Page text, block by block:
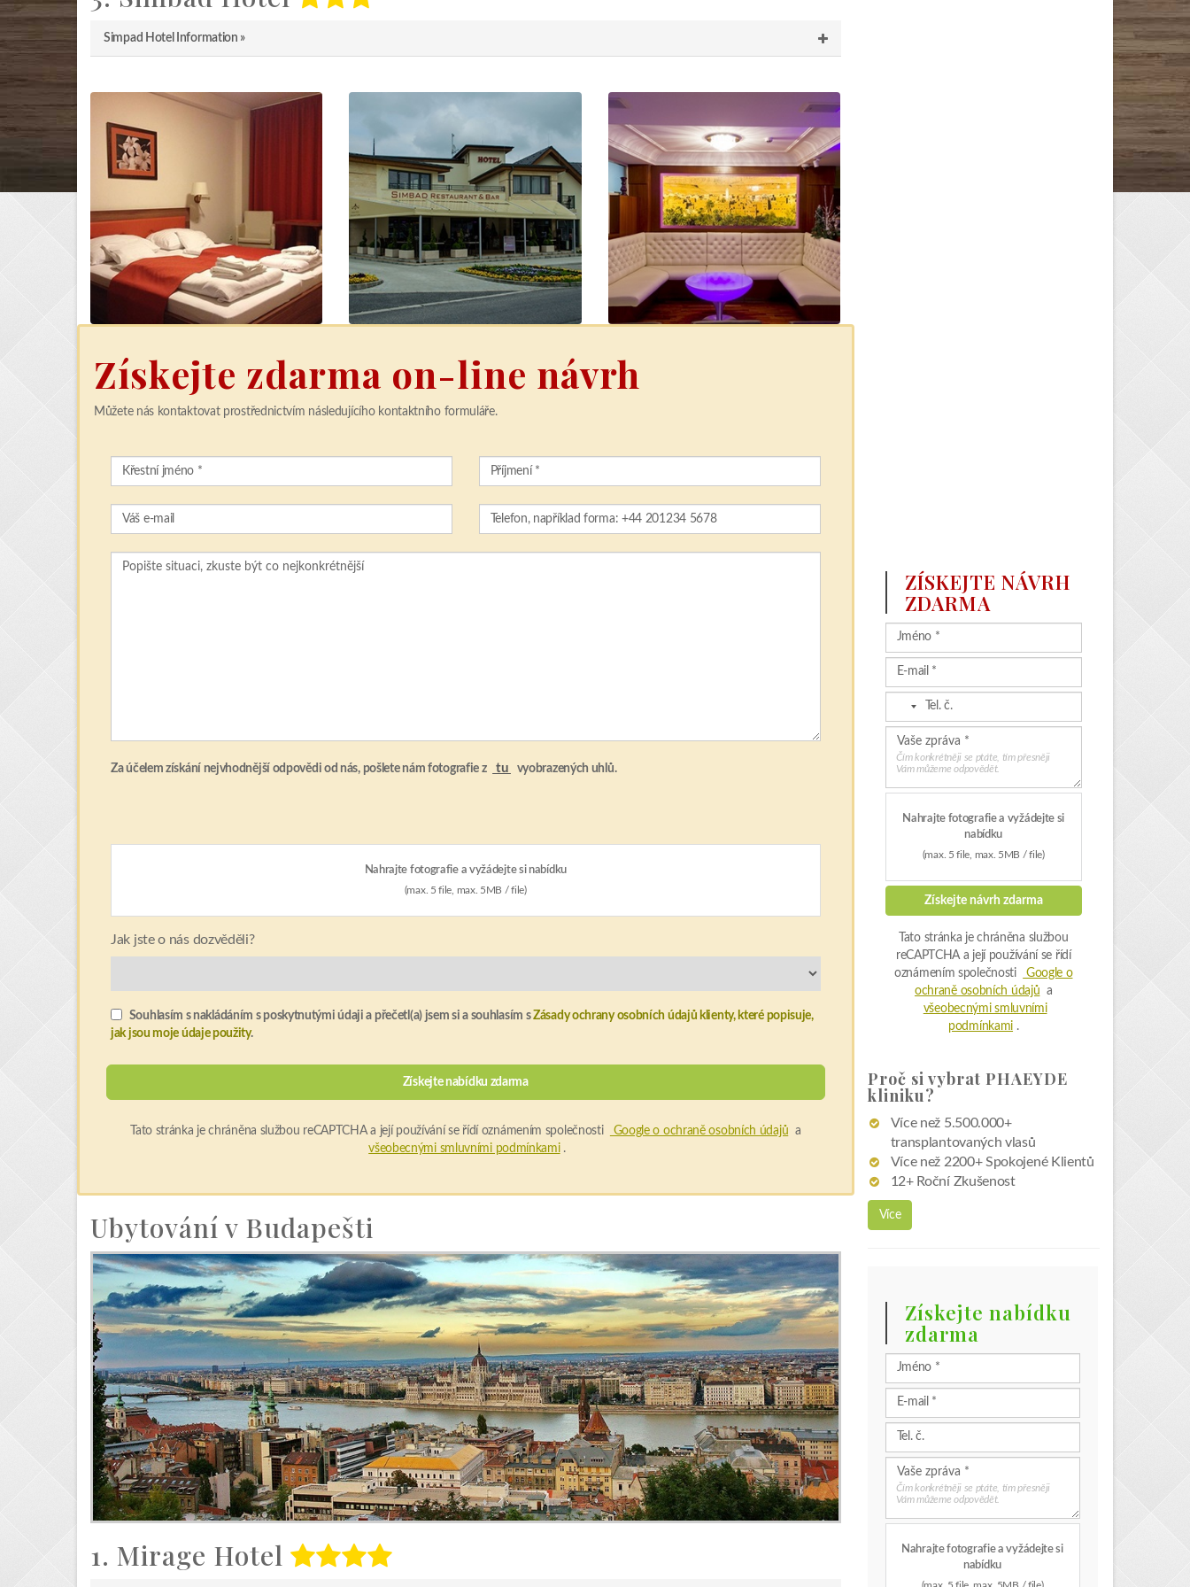
Simpad Hotel Information »
Získejte zdarma on-line návrh
Můžete nás kontaktovat prostřednictvím následujícího kontaktního formuláře.
Za účelem získání nejvhodnější odpovědi od nás, pošlete nám fotografie z tu vyobrazených uhlů.
Nahrajte fotografie a vyžádejte si nabídku
(max. 5 file, max. 5MB / file)
Jak jste o nás dozvěděli?
Souhlasím s nakládáním s poskytnutými údaji a přečetl(a) jsem si a souhlasím sZásady ochrany osobních údajů klienty, které popisuje,
jak jsou moje údaje použity.
Tato stránka je chráněna službou reCAPTCHA a její používání se řídí oznámením společnosti Google o ochraně osobních údajů a
všeobecnými smluvními podmínkami.
Ubytování v Budapešti
1. Mirage Hotel
ZÍSKEJTE NÁVRH
ZDARMA
Čím konkrétněji se ptáte, tím přesněji
Vám můžeme odpovědět.
Nahrajte fotografie a vyžádejte si
nabídku
(max. 5 file, max. 5MB / file)
Získejte návrh zdarma
Tato stránka je chráněna službou
reCAPTCHA a její používání se řídí
oznámením společnosti
Google o
ochraně osobních údajů a
všeobecnými smluvními
podmínkami .
Proč si vybrat PHAEYDE
kliniku?
Více než 5.500.000+
transplantovaných vlasů
Více než 2200+ Spokojené Klientů
12+ Roční Zkušenost
Více
Získejte nabídku
zdarma
Čím konkrétněji se ptáte, tím přesněji
Vám můžeme odpovědět.
Nahrajte fotografie a vyžádejte si
nabídku